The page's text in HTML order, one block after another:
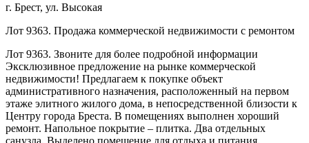
г. Брест, ул. Высокая
Лот 9363. Продажа коммерческой недвижимости с ремонтом
Лот 9363. Звоните для более подробной информации
Эксклюзивное предложение на рынке коммерческой
недвижимости! Предлагаем к покупке объект
административного назначения, расположенный на первом
этаже элитного жилого дома, в непосредственной близости к
Центру города Бреста. В помещениях выполнен хороший
ремонт. Напольное покрытие – плитка. Два отдельных
санузла. Выделено помещение для отдыха и питания.